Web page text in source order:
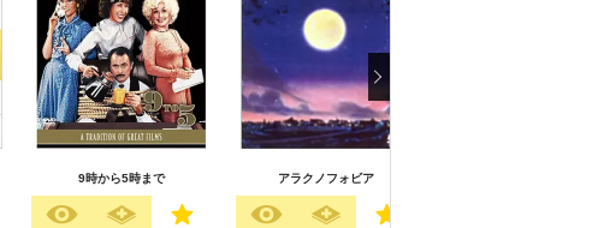
9時から5時まで アラクノフォビア